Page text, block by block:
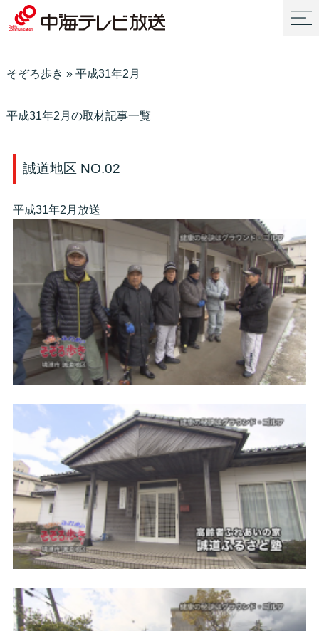
そぞろ歩き » 平成31年2月
平成31年2月の取材記事一覧
誠道地区 NO.02
平成31年2月放送